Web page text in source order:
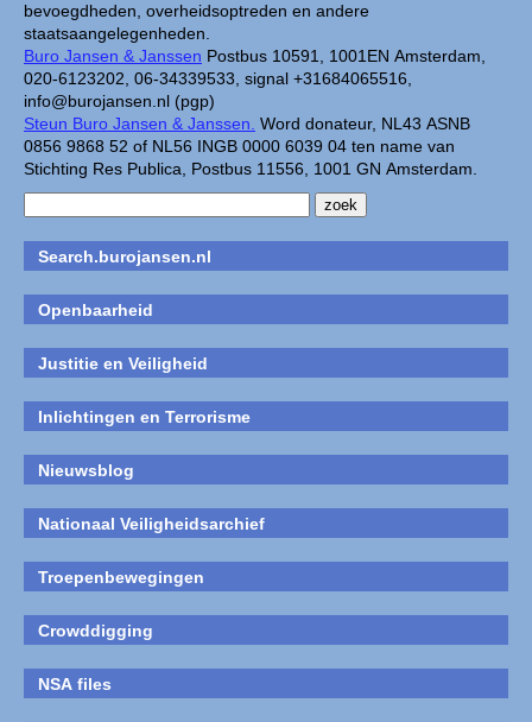
bevoegdheden, overheidsoptreden en andere
staatsaangelegenheden.
Buro Jansen & Janssen Postbus 10591, 1001EN Amsterdam,
020-6123202, 06-34339533, signal +31684065516,
info@burojansen.nl (pgp)
Steun Buro Jansen & Janssen. Word donateur, NL43 ASNB
0856 9868 52 of NL56 INGB 0000 6039 04 ten name van
Stichting Res Publica, Postbus 11556, 1001 GN Amsterdam.
Search.burojansen.nl
Openbaarheid
Justitie en Veiligheid
Inlichtingen en Terrorisme
Nieuwsblog
Nationaal Veiligheidsarchief
Troepenbewegingen
Crowddigging
NSA files